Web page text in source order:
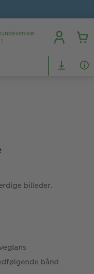
billeder.
bånd